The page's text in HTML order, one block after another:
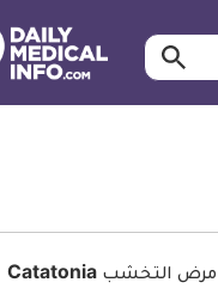
ابحث…
مرض التخشب Catatonia